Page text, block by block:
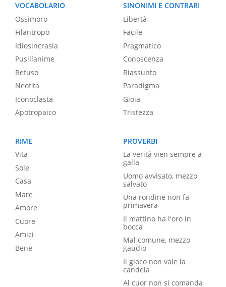
VOCABOLARIO
Ossimoro
Filantropo
Idiosincrasia
Pusillanime
Refuso
Neofita
Iconoclasta
Apotropaico
SINONIMI E CONTRARI
Libertà
Facile
Pragmatico
Conoscenza
Riassunto
Paradigma
Gioia
Tristezza
RIME
Vita
Sole
Casa
Mare
Amore
Cuore
Amici
Bene
PROVERBI
La verità vien sempre a
galla
Uomo avvisato, mezzo
salvato
Una rondine non fa
primavera
Il mattino ha l'oro in
bocca
Mal comune, mezzo
gaudio
Il gioco non vale la
candela
Al cuor non si comanda